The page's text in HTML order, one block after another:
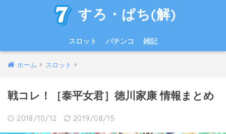
すろ・ぱち(解)
スロット パチンコ 雑記
ホーム スロット
戦コレ！［泰平女君］徳川家康 情報まとめ
2018/10/12 2019/08/15